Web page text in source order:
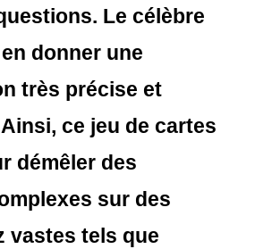
Le célèbre
donner une
très précise et
ce jeu de cartes
démêler des
sur des
vastes tels que